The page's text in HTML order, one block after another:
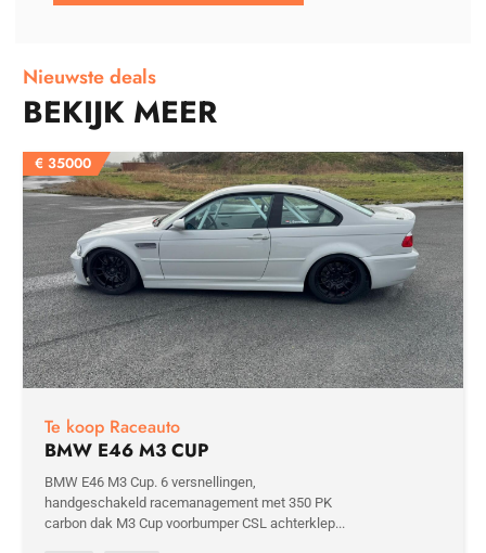
Nieuwste deals
BEKIJK MEER
€ 35000
Te koop Raceauto
BMW E46 M3 CUP
BMW E46 M3 Cup. 6 versnellingen,
handgeschakeld racemanagement met 350 PK
carbon dak M3 Cup voorbumper CSL achterklep...